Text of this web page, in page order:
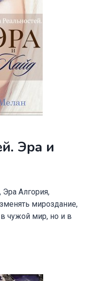
Эра и
Алгория,
мироздание,
в чужой мир, но и в